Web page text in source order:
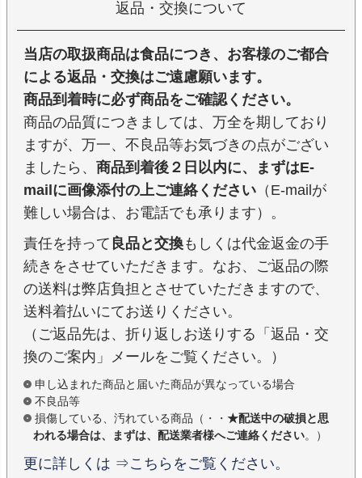
返品・交換について
当店の取扱商品は食品につき、お客様のご都合
による返品・交換はご遠慮願います。
商品到着時に必ず商品をご確認ください。
商品の品質につきましては、万全を期しており
ますが、万一、不良品等お気づきの点がござい
ましたら、 商品到着後２日以内に、まずはE-
mailに画像添付の上ご連絡ください （E-mailが
難しい場合は、お電話でも承ります）。
責任を持って 良品と交換もしくは代金返金の手
続きをさせていただきます。なお、ご返品の際
の送料は弊店負担とさせていただきますので、
送料着払いにてお送りください。
（ご返品先は、折り返しお送りする「返品・交
換のご案内」メールをご覧ください。）
申し込まれた商品と届いた商品が異なっている場合
不良品等
損傷している、汚れている商品（・・ ★配送中の破損と思
われる場合は、まずは、配送業者様へご連絡ください。）
更に詳しくは ⇒こちらをご覧ください。